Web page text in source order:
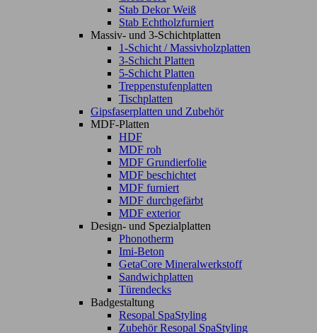
Stab Dekor Weiß
Stab Echtholzfurniert
Massiv- und 3-Schichtplatten
1-Schicht / Massivholzplatten
3-Schicht Platten
5-Schicht Platten
Treppenstufenplatten
Tischplatten
Gipsfaserplatten und Zubehör
MDF-Platten
HDF
MDF roh
MDF Grundierfolie
MDF beschichtet
MDF furniert
MDF durchgefärbt
MDF exterior
Design- und Spezialplatten
Phonotherm
Imi-Beton
GetaCore Mineralwerkstoff
Sandwichplatten
Türendecks
Badgestaltung
Resopal SpaStyling
Zubehör Resopal SpaStyling